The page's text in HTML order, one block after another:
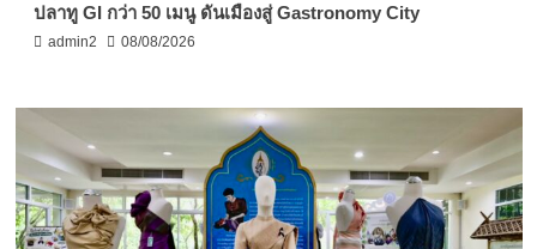
ปลาทู GI กว่า 50 เมนู ดันเมืองสู่ Gastronomy City
admin2 08/08/2026